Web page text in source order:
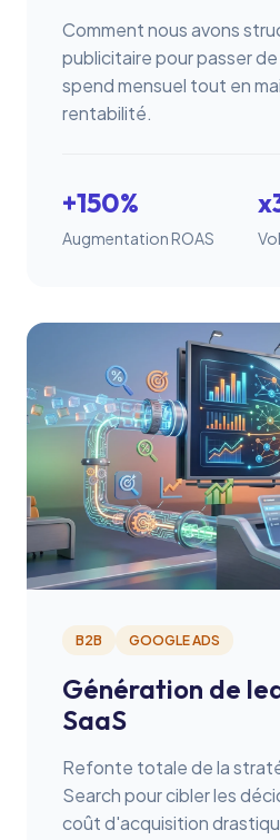
Comment nous avons
publicitaire pour passer
spend mensuel tout en
rentabilité.
+150%
Augmentation ROAS
B2B GOOGLE ADS
Génération de
SaaS
Refonte totale de la
Search pour cibler les
coût d'acquisition